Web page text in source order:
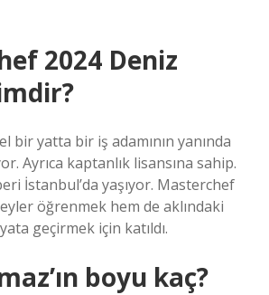
2024 Deniz
bir yatta bir iş adamının yanında
Ayrıca kaptanlık lisansına sahip.
İstanbul’da yaşıyor. Masterchef
öğrenmek hem de aklındaki
geçirmek için katıldı.
boyu kaç?